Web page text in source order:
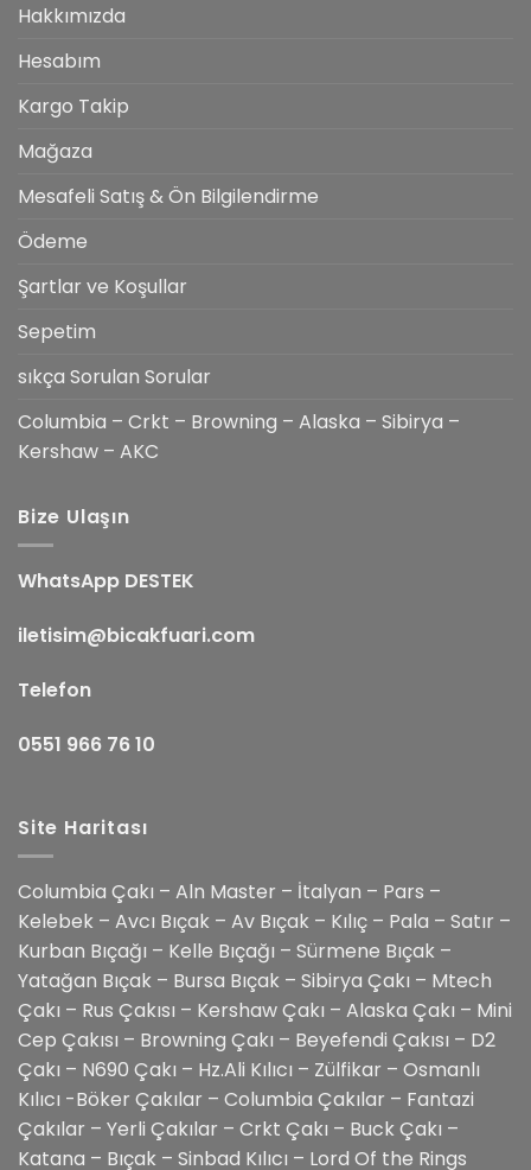
Hakkımızda
Hesabım
Kargo Takip
Mağaza
Mesafeli Satış & Ön Bilgilendirme
Ödeme
Şartlar ve Koşullar
Sepetim
sıkça Sorulan Sorular
Columbia – Crkt – Browning – Alaska – Sibirya –
Kershaw – AKC
Bize Ulaşın
WhatsApp DESTEK
iletisim@bicakfuari.com
Telefon
0551 966 76 10
Site Haritası
Columbia Çakı – Aln Master – İtalyan – Pars –
Kelebek – Avcı Bıçak – Av Bıçak – Kılıç – Pala – Satır –
Kurban Bıçağı – Kelle Bıçağı – Sürmene Bıçak –
Yatağan Bıçak – Bursa Bıçak – Sibirya Çakı – Mtech
Çakı – Rus Çakısı – Kershaw Çakı – Alaska Çakı – Mini
Cep Çakısı – Browning Çakı – Beyefendi Çakısı – D2
Çakı – N690 Çakı – Hz.Ali Kılıcı – Zülfikar – Osmanlı
Kılıcı -Böker Çakılar – Columbia Çakılar – Fantazi
Çakılar – Yerli Çakılar – Crkt Çakı – Buck Çakı –
Katana – Bıçak – Sinbad Kılıcı – Lord Of the Rings